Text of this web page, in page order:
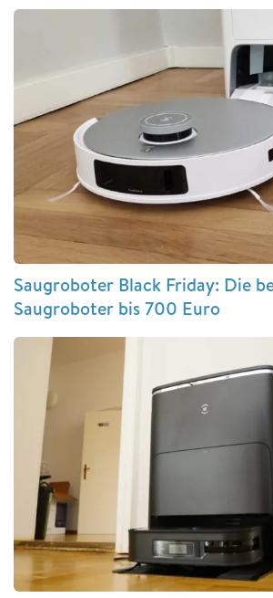
Saugroboter Black Friday: Die
Saugroboter bis 700 Euro